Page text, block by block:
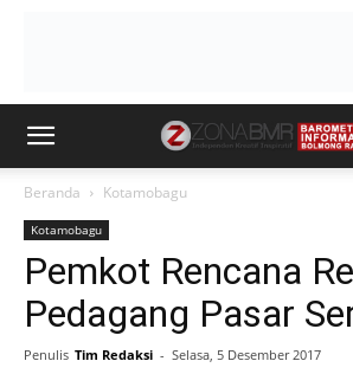
Beranda Kotamobagu
Kotamobagu
Pemkot Rencana
Pedagang Pasar
Penulis Tim Redaksi - Selasa, 5 Desember 2017